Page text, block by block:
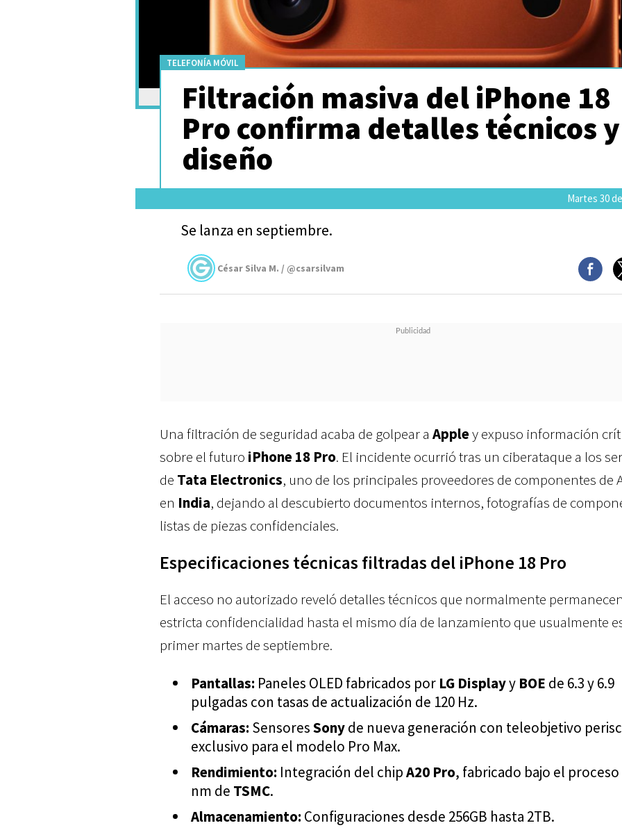
TELEFONÍA MÓVIL
Filtración masiva del iPhone 18
Pro confirma detalles técnicos y
diseño
Martes 30
Se lanza en septiembre.
César Silva M. / @csarsilvam
Una filtración de seguridad acaba de golpear a Appley expuso información
sobre el futuro iPhone 18 Pro. El incidente ocurrió tras un ciberataque a los
de Tata Electronics, uno de los principales proveedores de componentes de
en India, dejando al descubierto documentos internos, fotografías de
listas de piezas confidenciales.
Especificaciones técnicas filtradas del iPhone 18 Pro
El acceso no autorizado reveló detalles técnicos que normalmente
estricta confidencialidad hasta el mismo día de lanzamiento que usualmente
primer martes de septiembre.
Pantallas: Paneles OLED fabricados por LG Displayy BOE de 6.3 y 6.9
pulgadas con tasas de actualización de 120 Hz.
Cámaras: SensoresSonyde nueva generación con teleobjetivo
exclusivo para el modelo Pro Max.
Rendimiento: Integración del chipA20 Pro, fabricado bajo el proceso
nm de TSMC.
Almacenamiento: Configuraciones desde 256GB hasta 2TB.